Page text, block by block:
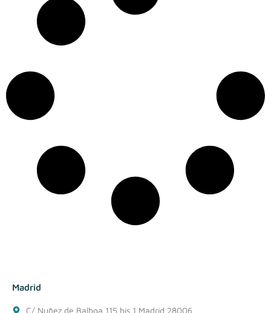
Madrid
C/ Nuñez de Balboa 115 bis 1 Madrid 28006